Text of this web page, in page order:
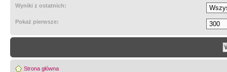
Wyniki z ostatnich:
Pokaż pierwsze:
Strona główna